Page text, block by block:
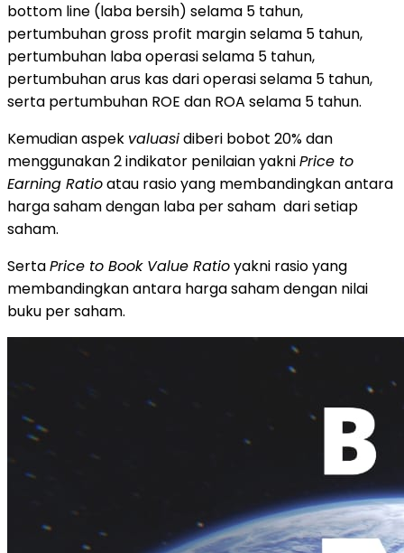
bottom line (laba bersih) selama 5 tahun,
pertumbuhan gross profit margin selama 5 tahun,
pertumbuhan laba operasi selama 5 tahun,
pertumbuhan arus kas dari operasi selama 5 tahun,
serta pertumbuhan ROE dan ROA selama 5 tahun.
Kemudian aspek valuasidiberi bobot 20% dan
menggunakan 2 indikator penilaian yakniPrice to
Earning Ratioatau rasio yang membandingkan antara
harga saham dengan laba per saham dari setiap
saham.
SertaPrice to Book Value Ratioyakni rasio yang
membandingkan antara harga saham dengan nilai
buku per saham.